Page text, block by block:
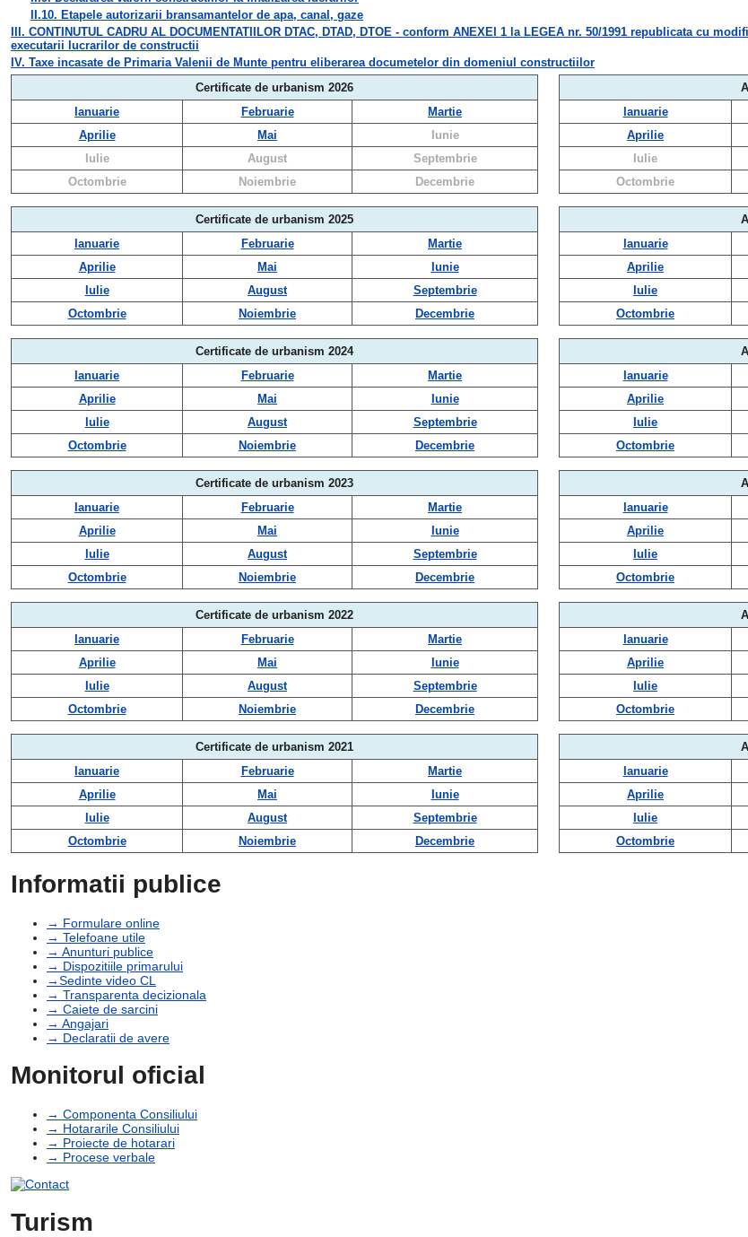
II.10. Etapele autorizarii bransamantelor de apa, canal, gaze
III. CONTINUTUL CADRU AL DOCUMENTATIILOR DTAC, DTAD, DTOE - conform ANEXEI 1 la LEGEA nr. 50/1991 republicata cu
executarii lucrarilor de constructii
IV. Taxe incasate de Primaria Valenii de Munte pentru eliberarea documetelor din domeniul constructiilor
Certificate de urbanism 2026
Ianuarie
Februarie Martie Ianuarie
Aprilie
Mai Iunie Aprilie
Iulie
August Septembrie Iulie
Octombrie
Noiembrie Decembrie Octombrie
Certificate de urbanism 2025
Ianuarie
Februarie Martie Ianuarie
Aprilie
Mai Iunie Aprilie
Iulie
August Septembrie Iulie
Octombrie
Noiembrie Decembrie Octombrie
Certificate de urbanism 2024
Ianuarie
Februarie Martie Ianuarie
Aprilie
Mai Iunie Aprilie
Iulie
August Septembrie Iulie
Octombrie
Noiembrie Decembrie Octombrie
Certificate de urbanism 2023
Ianuarie
Februarie Martie Ianuarie
Aprilie
Mai Iunie Aprilie
Iulie
August Septembrie Iulie
Octombrie
Noiembrie Decembrie Octombrie
Certificate de urbanism 2022
Ianuarie
Februarie Martie Ianuarie
Aprilie
Mai Iunie Aprilie
Iulie
August Septembrie Iulie
Octombrie
Noiembrie Decembrie Octombrie
Certificate de urbanism 2021
Ianuarie
Februarie Martie Ianuarie
Aprilie
Mai Iunie Aprilie
Iulie
August Septembrie Iulie
Octombrie
Noiembrie Decembrie Octombrie
Informatii publice
→ Formulare online
→ Telefoane utile
→ Anunturi publice
→ Dispozitiile primarului
→Sedinte video CL
→ Transparenta decizionala
→ Caiete de sarcini
→ Angajari
→ Declaratii de avere
Monitorul oficial
→ Componenta Consiliului
→ Hotararile Consiliului
→ Proiecte de hotarari
→ Procese verbale
Turism